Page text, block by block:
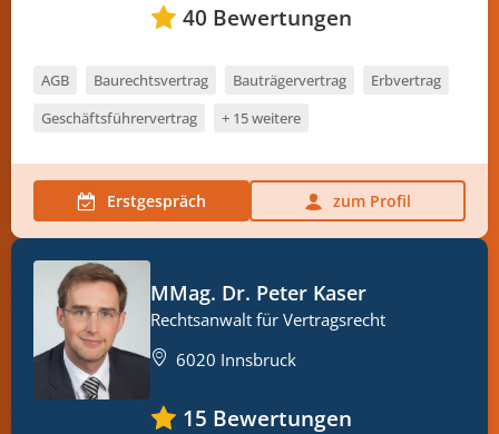
40 Bewertungen
AGB Baurechtsvertrag Bauträgervertrag
Erbvertrag
Geschäftsführervertrag
+ 15 weitere
Erstgespräch zum Profil
MMag. Dr. Peter Kaser
Rechtsanwalt für Vertragsrecht
6020 Innsbruck
15 Bewertungen